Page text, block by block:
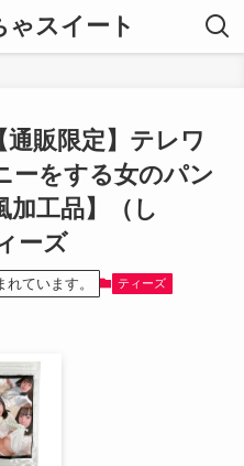
ゃスイート
通販限定】テレワ
ーをする女のパン
加工品】（し
ーズ
ています。 ティーズ